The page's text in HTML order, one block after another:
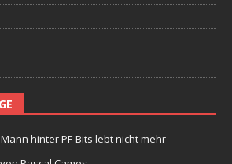
hinter PF-Bits lebt nicht mehr